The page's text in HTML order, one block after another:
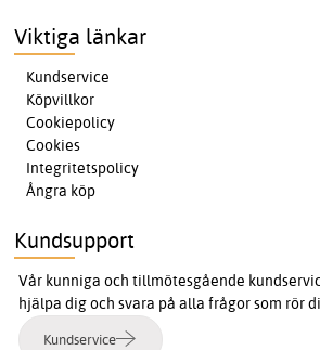
Viktiga länkar
Kundservice
Köpvillkor
Cookiepolicy
Cookies
Integritetspolicy
Ångra köp
Kundsupport
Vår kunniga och tillmötesgående
hjälpa dig och svara på alla frågor som rör
Kundservice